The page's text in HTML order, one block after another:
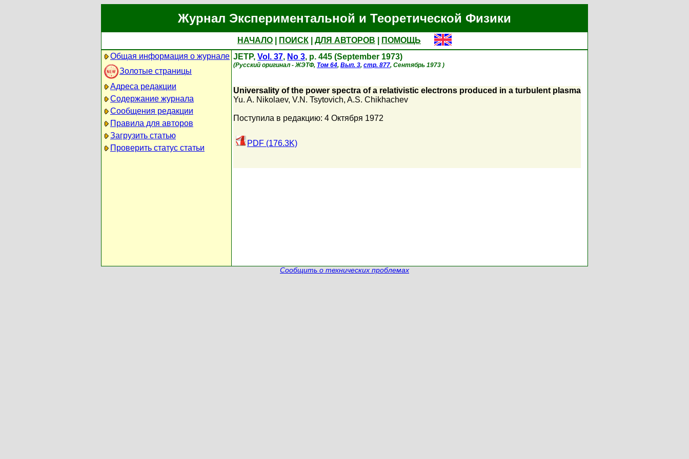
Журнал Экспериментальной и Теоретической Физики
НАЧАЛО ПОИСК ДЛЯ АВТОРОВ
ПОМОЩЬ
Общая информация о журнале
Золотые страницы
Адреса редакции
Содержание журнала
Сообщения редакции
Правила для авторов
Загрузить статью
Проверить статус статьи
JETP, Vol. 37, No 3, p. 445 (September 1973)
(Русский оригинал - ЖЭТФ, Том 64, Вып. 3, стр. 877, Сентябрь 1973 )
Universality of the power spectra of a relativistic electrons produced in a turbulent plasma
Yu. A. Nikolaev, V.N. Tsytovich, A.S. Chikhachev
Поступила в редакцию: 4 Октября 1972
PDF (176.3K)
Сообщить о технических проблемах